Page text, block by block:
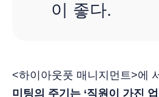
이 좋다.
<하이아웃풋 매니지먼트>에
미팅의 주기는 ‘직원이 가진